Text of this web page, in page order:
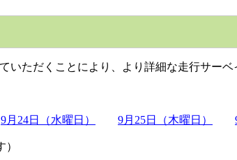
いただくことにより、より詳細な走行サーベ
9月24日（水曜日） 9月25日（木曜日）